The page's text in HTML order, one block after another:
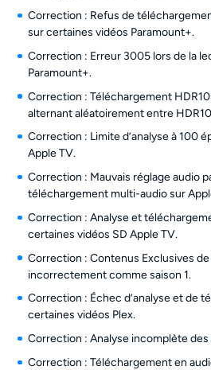
Correction : Refus de
sur certaines vidéos Paramount+.
Correction : Erreur 3005 lors de la
Paramount+.
Correction : Téléchargement
alternant aléatoirement entre
Correction : Limite d’analyse à 100
Apple TV.
Correction : Mauvais réglage audio
téléchargement multi-audio sur
Correction : Analyse et
certaines vidéos SD Apple TV.
Correction : Contenus Exclusives
incorrectement comme saison 1.
Correction : Échec d’analyse et de
certaines vidéos Plex.
Correction : Analyse incomplète des
Correction : Téléchargement en